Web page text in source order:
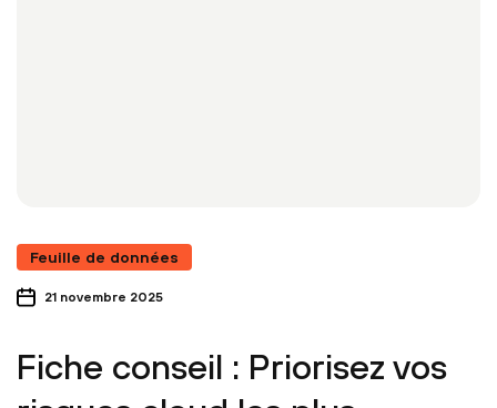
Feuille de données
21 novembre 2025
Fiche conseil : Priorisez vos